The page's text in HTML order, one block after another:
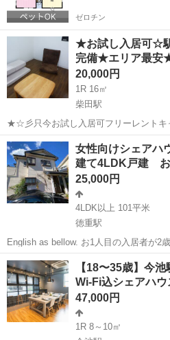
ゼロチン
★お試し入居可☆
完備★エリア最
20,000円
1R 16㎡
柴田駅
★☆彡只今お試し入居可フリーレント
間無料で入居してみませんか？ 住居
お試しで入居できます！ 名鉄柴田駅まで、徒歩約2分、大同町約10
分 車侵入禁止の交...
愛知 名古屋市 柴田駅 シェ
女性向けシェア
建て4LDK戸建
25,000円
4LDK以上 101平米
徳重駅
English as bellow. お1人目の入居者が2歳児を連れたシングルマザーさ
んというご縁がきっかけで、それ以降
アハウス
愛知 名古屋市 徳重駅 シェ
【18〜35歳】今
Wi-Fi込シェアハ
47,000円
1R 8～10㎡